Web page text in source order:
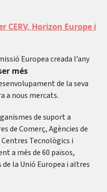
CERV, Horizon Europe i
Europea creada l’any
més
de la seva
a nous mercats.
de suport a
de Comerç, Agències de
Tecnològics i
a més de 60 països,
la Unió Europea i altres